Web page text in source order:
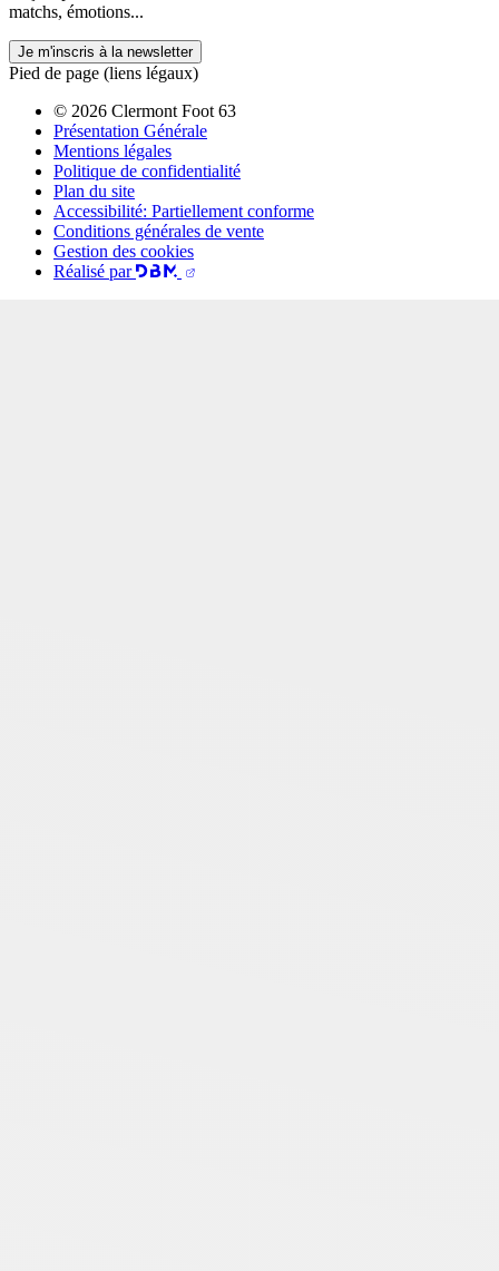
matchs, émotions...
Je m'inscris à la newsletter
Pied de page (liens légaux)
© 2026 Clermont Foot 63
Présentation Générale
Mentions légales
Politique de confidentialité
Plan du site
Accessibilité: Partiellement conforme
Conditions générales de vente
Gestion des cookies
Réalisé par